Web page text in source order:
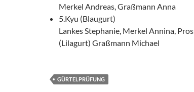
Merkel Andreas, Graßmann Anna
5.Kyu (Blaugurt)
Lankes Stephanie, Merkel Annina,
(Lilagurt) Graßmann Michael
GÜRTELPRÜFUNG